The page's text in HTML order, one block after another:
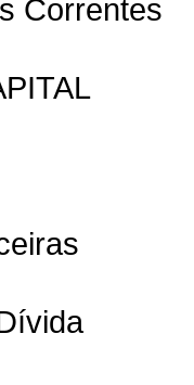
Correntes